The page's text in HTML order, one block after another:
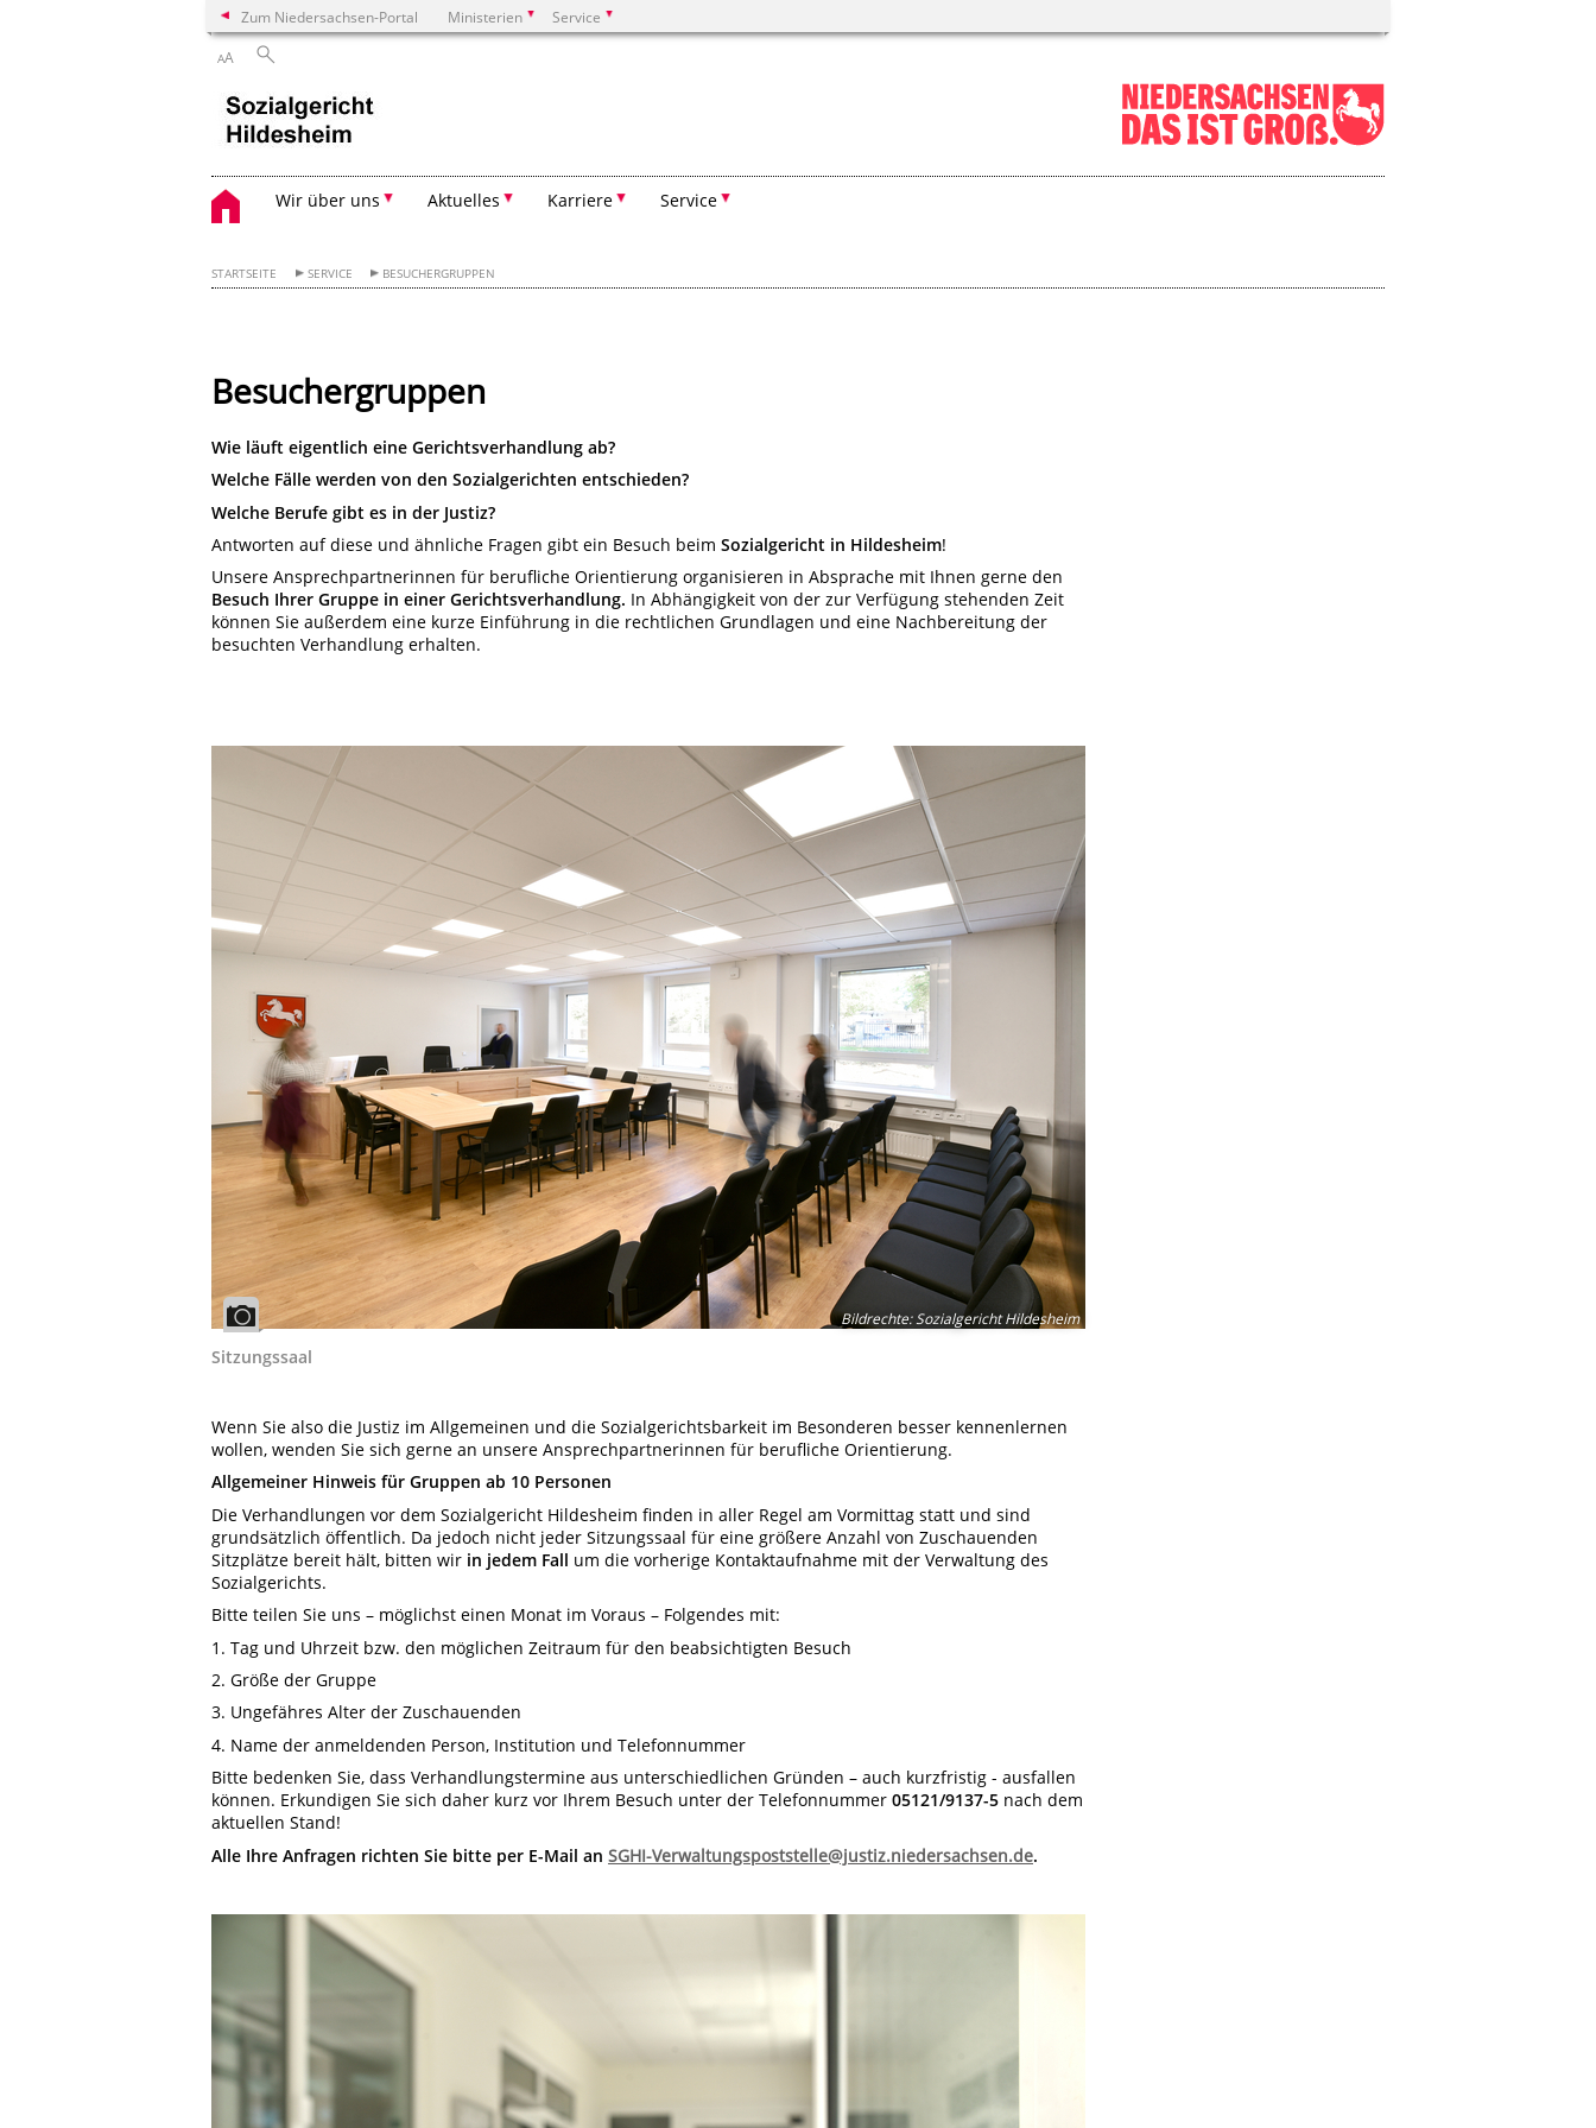
Zum Niedersachsen-Portal Ministerien Service
AA
Wir über uns Aktuelles Karriere Service
STARTSEITE SERVICE BESUCHERGRUPPEN
Besuchergruppen
Wie läuft eigentlich eine Gerichtsverhandlung ab?
Welche Fälle werden von den Sozialgerichten entschieden?
Welche Berufe gibt es in der Justiz?
Antworten auf diese und ähnliche Fragen gibt ein Besuch beim Sozialgericht in Hildesheim!
Unsere Ansprechpartnerinnen für berufliche Orientierung organisieren in Absprache mit Ihnen gerne den
Besuch Ihrer Gruppe in einer Gerichtsverhandlung. In Abhängigkeit von der zur Verfügung stehenden Zeit
können Sie außerdem eine kurze Einführung in die rechtlichen Grundlagen und eine Nachbereitung der
besuchten Verhandlung erhalten.
Bildrechte:Sozialgericht Hildesheim
Sitzungssaal
Wenn Sie also die Justiz im Allgemeinen und die Sozialgerichtsbarkeit im Besonderen besser kennenlernen
wollen, wenden Sie sich gerne an unsere Ansprechpartnerinnen für berufliche Orientierung.
Allgemeiner Hinweis für Gruppen ab 10 Personen
Die Verhandlungen vor dem Sozialgericht Hildesheim finden in aller Regel am Vormittag statt und sind
grundsätzlich öffentlich. Da jedoch nicht jeder Sitzungssaal für eine größere Anzahl von Zuschauenden
Sitzplätze bereit hält, bitten wir in jedem Fall um die vorherige Kontaktaufnahme mit der Verwaltung des
Sozialgerichts.
Bitte teilen Sie uns – möglichst einen Monat im Voraus – Folgendes mit:
1. Tag und Uhrzeit bzw. den möglichen Zeitraum für den beabsichtigten Besuch
2. Größe der Gruppe
3. Ungefähres Alter der Zuschauenden
4. Name der anmeldenden Person, Institution und Telefonnummer
Bitte bedenken Sie, dass Verhandlungstermine aus unterschiedlichen Gründen – auch kurzfristig - ausfallen
können. Erkundigen Sie sich daher kurz vor Ihrem Besuch unter der Telefonnummer 05121/9137-5 nach dem
aktuellen Stand!
Alle Ihre Anfragen richten Sie bitte per E-Mail an SGHI-Verwaltungspoststelle@justiz.niedersachsen.de.